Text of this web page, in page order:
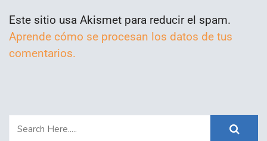
Este sitio usa Akismet para reducir el spam.
Aprende cómo se procesan los datos de tus
comentarios.